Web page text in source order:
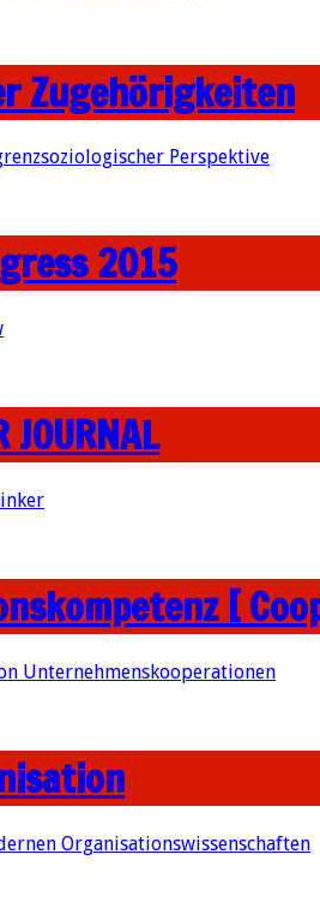
Zugehörigkeiten
Perspektive
2015
[
Unternehmenskooperationen
Organisationswissenschaften